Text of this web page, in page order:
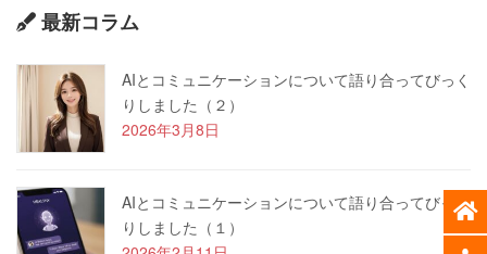
最新コラム
AIとコミュニケーションについて語り合ってびっく
りしました（２）
2026年3月8日
AIとコミュニケーションについて語り合ってびっく
りしました（１）